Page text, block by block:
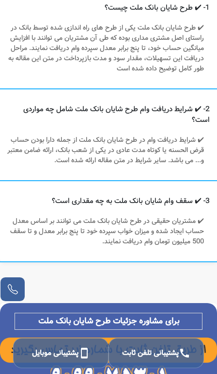
1- ✔️ طرح شایان بانک ملت چیست؟
✔️ طرح شایان بانک ملت یکی از طرح های راه اندازی شده توسط بانک در
راستای اصل مشتری مداری بوده که طی آن مشتریان می توانند با افزایش
میانگین حساب خود، تا پنج برابر معدل سپرده وام دریافت نمایند. مراحل
دریافت این تسهیلات، مقدار سود و مدت بازپرداخت در متن این مقاله به
طور کامل توضیح داده شده است
2- ✔️ شرایط دریافت وام طرح شایان بانک ملت شامل چه مواردی
است؟
✔️ شرایط دریافت وام در طرح شایان بانک ملت از جمله دارا بودن حساب
قرض الحسنه یا کوتاه مدت عادی در یکی از شعب بانک، ارائه ضامن معتبر
و... می باشد. سایر شرایط در متن مقاله ارائه شده است.
3- ✔️ سقف وام شایان بانک ملت به چه مقداری است؟
✔️ مشتریان حقیقی در طرح شایان بانک ملت می توانند بر اساس معدل
حساب ایجاد شده و میزان خواب سپرده خود تا پنج برابر معدل و تا سقف
500 میلیون تومان وام دریافت نمایند.
برای مشاوره جزئیات طرح شایان بانک ملت
callپشتیبانی تلفن ثابت smartphoneپشتیبانی موبایل